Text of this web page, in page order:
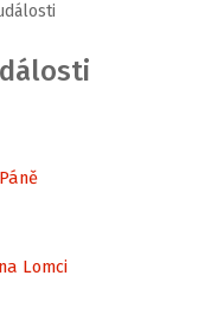
Lomci